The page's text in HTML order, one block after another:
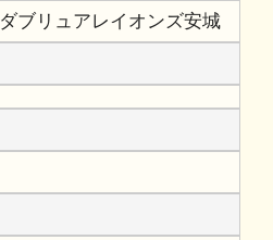
ブリュアレイオンズ安城